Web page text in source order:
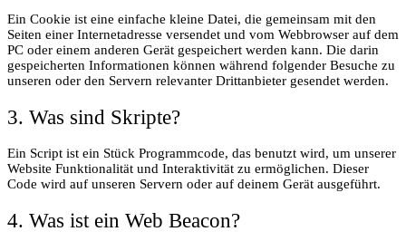
Ein Cookie ist eine einfache kleine Datei, die gemeinsam mit den
Seiten einer Internetadresse versendet und vom Webbrowser auf dem
PC oder einem anderen Gerät gespeichert werden kann. Die darin
gespeicherten Informationen können während folgender Besuche zu
unseren oder den Servern relevanter Drittanbieter gesendet werden.
3. Was sind Skripte?
Ein Script ist ein Stück Programmcode, das benutzt wird, um unserer
Website Funktionalität und Interaktivität zu ermöglichen. Dieser
Code wird auf unseren Servern oder auf deinem Gerät ausgeführt.
4. Was ist ein Web Beacon?